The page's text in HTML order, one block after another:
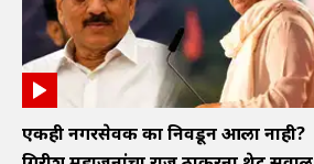
एकही नगरसेवक का निवडून आला नाही?